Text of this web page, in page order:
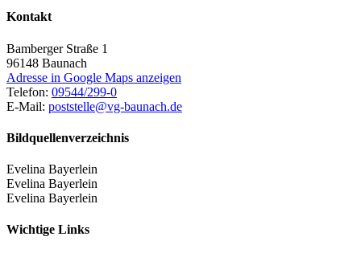
Kontakt
Bamberger Straße 1
96148 Baunach
Adresse in Google Maps anzeigen
Telefon: 09544/299-0
E-Mail: poststelle@vg-baunach.de
Bildquellenverzeichnis
Evelina Bayerlein
Evelina Bayerlein
Evelina Bayerlein
Wichtige Links